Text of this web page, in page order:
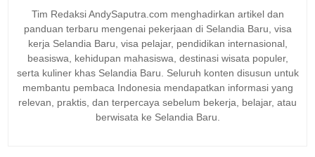
Tim Redaksi AndySaputra.com menghadirkan artikel dan
panduan terbaru mengenai pekerjaan di Selandia Baru, visa
kerja Selandia Baru, visa pelajar, pendidikan internasional,
beasiswa, kehidupan mahasiswa, destinasi wisata populer,
serta kuliner khas Selandia Baru. Seluruh konten disusun untuk
membantu pembaca Indonesia mendapatkan informasi yang
relevan, praktis, dan terpercaya sebelum bekerja, belajar, atau
berwisata ke Selandia Baru.